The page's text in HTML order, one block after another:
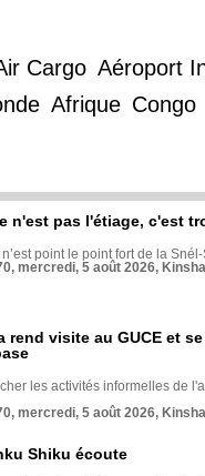
Cargo Aéroport
Afrique Congo
n'est pas l'étiage, c'est
point le point fort de la
mercredi, 5 août 2026,
rend visite au GUCE et
les activités informelles de
mercredi, 5 août 2026,
Shiku écoute